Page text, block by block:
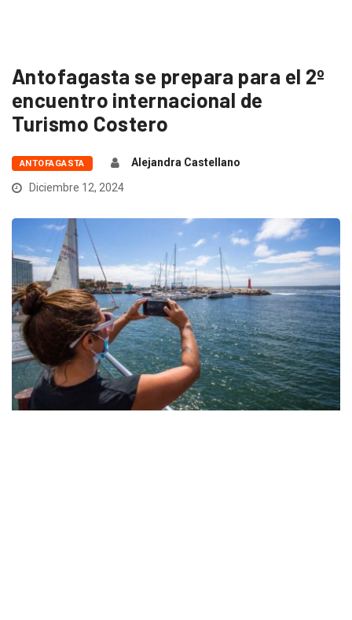
Antofagasta se prepara para el 2º
encuentro internacional de
Turismo Costero
ANTOFAGASTA
Alejandra Castellano
Diciembre 12, 2024